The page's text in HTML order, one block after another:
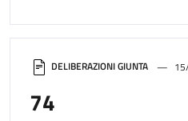
DELIBERAZIONI GIUNTA
74